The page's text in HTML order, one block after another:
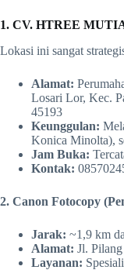
1. CV. HTREE
Lokasi ini sangat
Alamat:
Losari Lor, Kec.
45193
Keunggulan:
Konica Minolta),
Jam Buka:
Kontak:
2. Canon Fotocopy
Jarak: ~1,9 km
Alamat: Jl.
Layanan: